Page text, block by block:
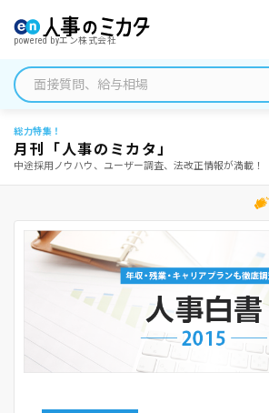
powered byエン株式会社
総力特集！
月刊「人事のミカタ」
中途採用ノウハウ、ユーザー調査、法改正情報が満載！